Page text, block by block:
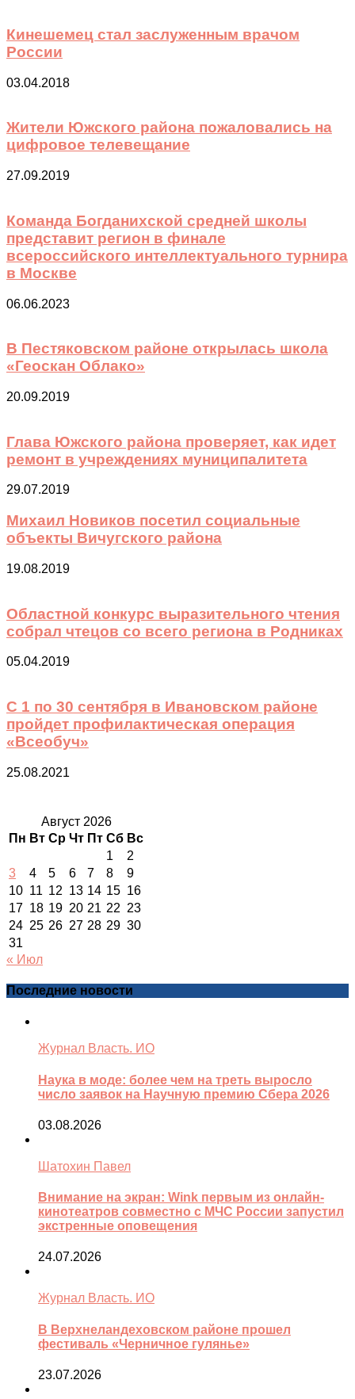
Кинешемец стал заслуженным врачом
России
03.04.2018
Жители Южского района пожаловались на
цифровое телевещание
27.09.2019
Команда Богданихской средней школы
представит регион в финале
всероссийского интеллектуального турнира
в Москве
06.06.2023
В Пестяковском районе открылась школа
«Геоскан Облако»
20.09.2019
Глава Южского района проверяет, как идет
ремонт в учреждениях муниципалитета
29.07.2019
Михаил Новиков посетил социальные
объекты Вичугского района
19.08.2019
Областной конкурс выразительного чтения
собрал чтецов со всего региона в Родниках
05.04.2019
С 1 по 30 сентября в Ивановском районе
пройдет профилактическая операция
«Всеобуч»
25.08.2021
Август 2026
Пн Вт Ср Чт Пт Сб Вс
1
2
3
4 5 6 7 8
9
10 11 12 13 14 15 16
17 18 19 20 21 22 23
24 25 26 27 28 29 30
31
« Июл
Последние новости
Журнал Власть. ИО
Наука в моде: более чем на треть выросло
число заявок на Научную премию Сбера 2026
03.08.2026
Шатохин Павел
Внимание на экран: Wink первым из онлайн-
кинотеатров совместно с МЧС России запустил
экстренные оповещения
24.07.2026
Журнал Власть. ИО
В Верхнеландеховском районе прошел
фестиваль «Черничное гулянье»
23.07.2026